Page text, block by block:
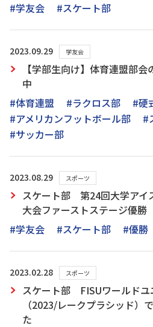
#学友会
#スケート部
2023.09.29 学友会
【学部生向け】体育連盟部
中
#体育連盟
#ラクロス部
#硬
#アメリカンフットボール部
#
#サッカー部
2023.08.29 スポーツ
スケート部 第24回大学アイ
大会ファーストステージ優勝
#学友会
#スケート部 #優勝
2023.02.28 スポーツ
スケート部 FISUワールドユ
（2023/レークプラシッド）
た